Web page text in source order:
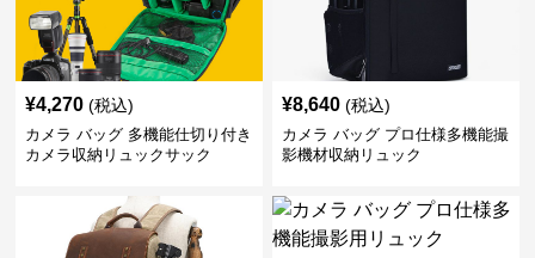
¥4,270 (税込)
カメラ バッグ 多機能仕切り付き
カメラ収納リュックサック
¥8,640 (税込)
カメラ バッグ プロ仕様多機能撮
影機材収納リュック